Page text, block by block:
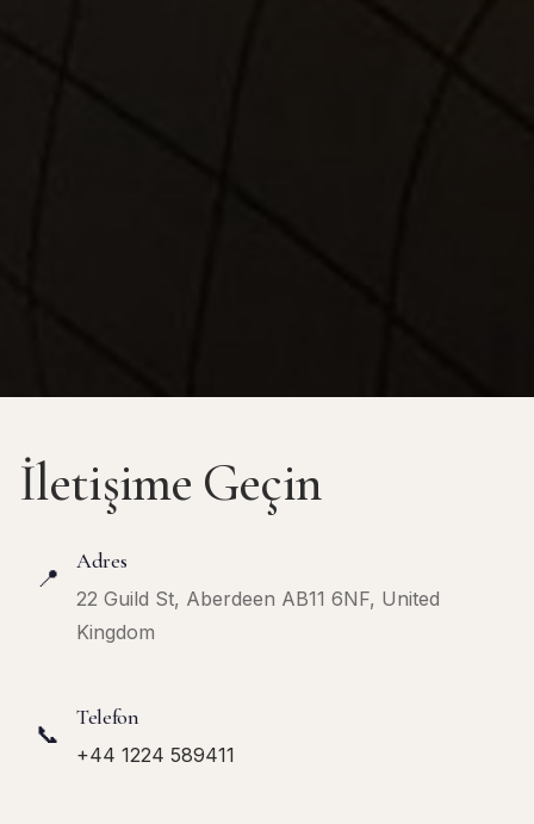
İletişime Geçin
📍
Adres
22 Guild St, Aberdeen AB11 6NF, United
Kingdom
📞
Telefon
+44 1224 589411